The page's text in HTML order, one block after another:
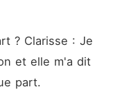
? Clarisse : Je
et elle m'a dit
part.